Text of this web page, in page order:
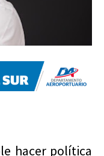
hacer política